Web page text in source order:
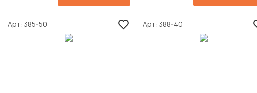
Арт 385-50 Арт 388-40